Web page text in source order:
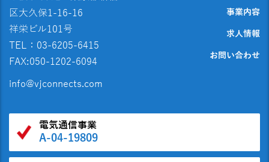
区大久保1-16-16
祥栄ビル101号
TEL：03-6205-6415
FAX:050-1202-6094
info@vjconnects.com
事業内容
求人情報
お問い合わせ
電気通信事業
A-04-19809